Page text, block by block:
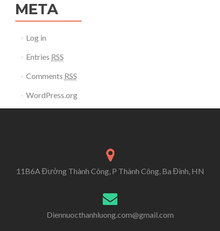
META
Log in
Entries RSS
Comments RSS
WordPress.org
11B6A Đường Thành Công, P Thành Công, Ba Đình, HN
Diennuocthanhluong.com@gmail.com